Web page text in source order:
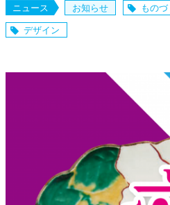
ニュース お知らせ ものづ
デザイン